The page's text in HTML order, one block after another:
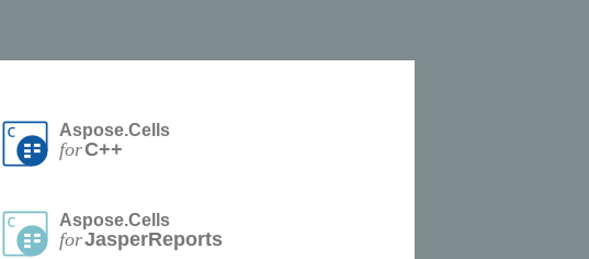
Aspose.Cells
forC++
Aspose.Cells
forJasperReports